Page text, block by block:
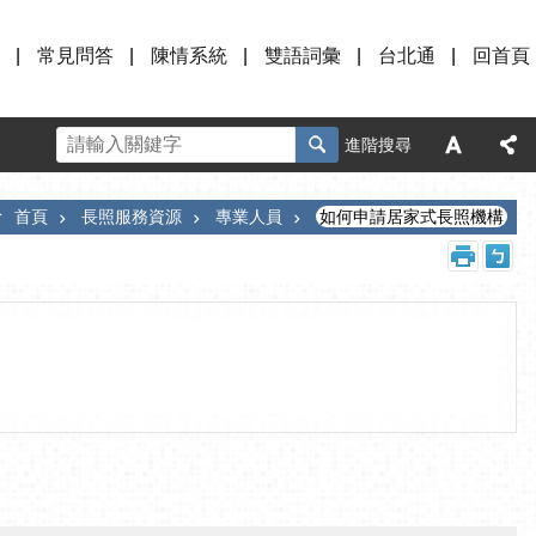
常見問答 陳情系統 雙語詞彙 台北通 回首頁
進階搜尋
首頁 長照服務資源 專業人員 如何申請居家式長照機構